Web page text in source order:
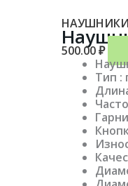
НАУШНИКИ
500.00₽
Тип :